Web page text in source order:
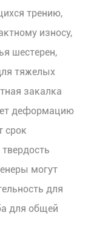
трению,
износу,
шестерен,
тяжелых
закалка
деформацию
срок
могут
для
для общей